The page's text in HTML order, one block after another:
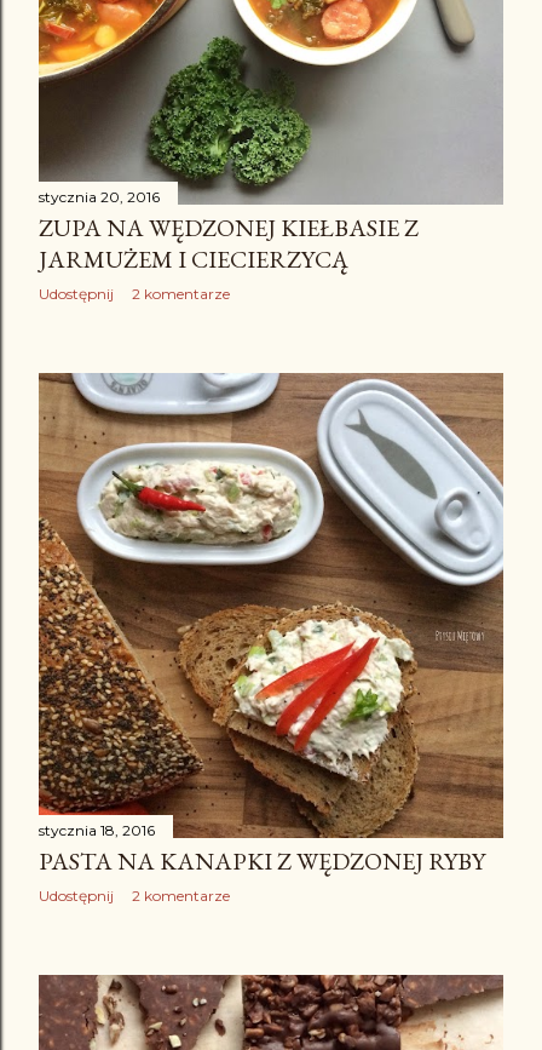
stycznia 20, 2016
ZUPA NA WĘDZONEJ KIEŁBASIE Z
JARMUŻEM I CIECIERZYCĄ
Udostępnij 2 komentarze
stycznia 18, 2016
PASTA NA KANAPKI Z WĘDZONEJ RYBY
Udostępnij 2 komentarze